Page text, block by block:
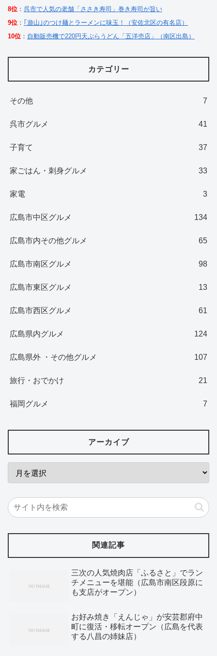
8位 ： 呉市で人気の老舗「ささき寿司」巻き寿司が旨い
9位 ： ｢遊山｣のつけ麺とラーメンに味玉！（安佐北区の有名店）
10位 ： 自動販売機で220円天ぷらうどん「五洋売店」（南区出島）
カテゴリー
その他 7
呉市グルメ 41
子育て 37
家ごはん・刺身グルメ 33
家電 3
広島市中区グルメ 134
広島市内その他グルメ 65
広島市南区グルメ 98
広島市東区グルメ 13
広島市西区グルメ 61
広島県内グルメ 124
広島県外 ・その他グルメ 107
旅行・おでかけ 21
福岡グルメ 7
アーカイブ
関連記事
三次の人気焼肉店「ふるさと」でラン
チメニューを堪能（広島市南区段原に
も支店がオープン）
お好み焼き「えんじゃ」が安芸郡府中
町に復活・移転オープン（広島を代表
する八昌の姉妹店）